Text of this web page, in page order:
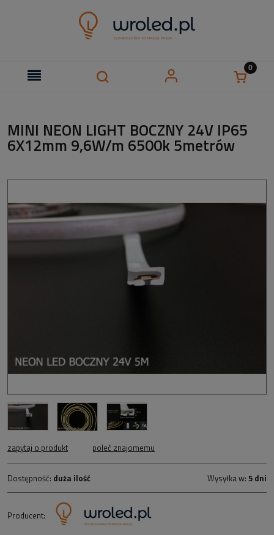
MINI NEON LIGHT BOCZNY 24V IP65
6X12mm 9,6W/m 6500k 5metrów
zapytaj o produkt poleć znajomemu
Dostępność: duża ilość Wysyłka w: 5 dni
Producent: